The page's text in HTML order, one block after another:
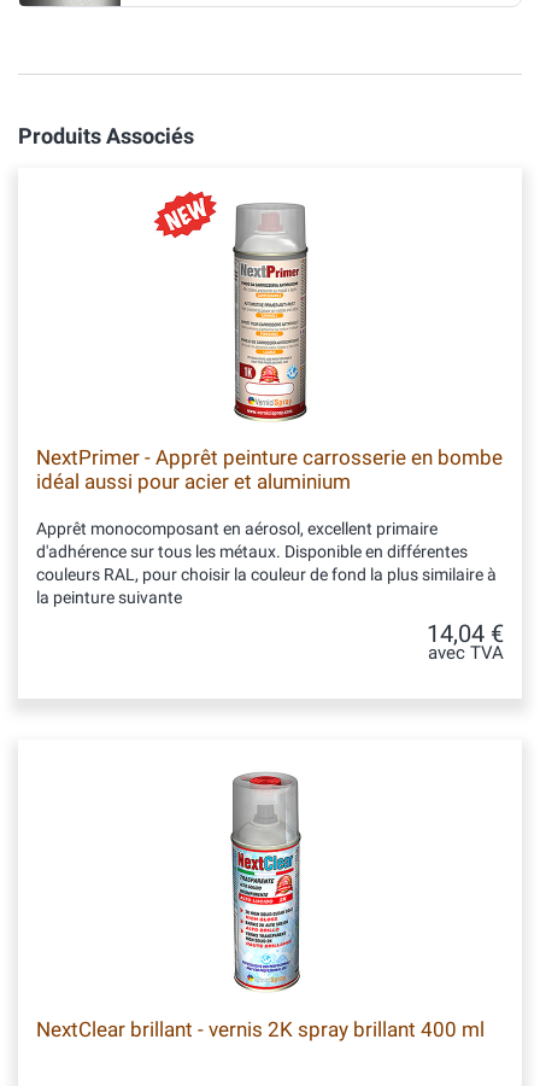
Produits Associés
NextPrimer - Apprêt peinture carrosserie en bombe
idéal aussi pour acier et aluminium
Apprêt monocomposant en aérosol, excellent primaire
d'adhérence sur tous les métaux. Disponible en différentes
couleurs RAL, pour choisir la couleur de fond la plus similaire à
la peinture suivante
14,04 €
avec TVA
NextClear brillant - vernis 2K spray brillant 400 ml